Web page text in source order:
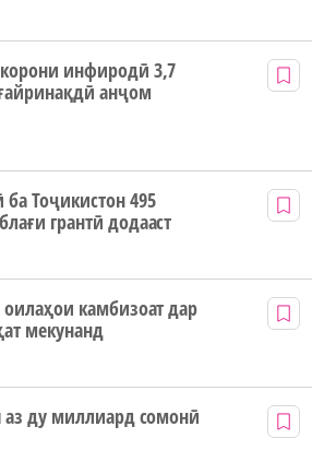
инфиродӣ 3,7
анҷом
Тоҷикистон 495
грантӣ додааст
камбизоат дар
мекунанд
ду миллиард сомонӣ